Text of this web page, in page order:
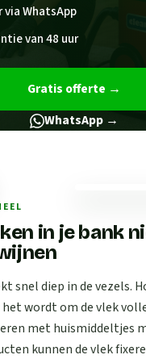
via WhatsApp
van 48 uur
Gratis offerte →
WhatsApp →
in je bank
snel diep in de vezels.
wordt om de vlek
met huismiddeltjes
kunnen de vlek